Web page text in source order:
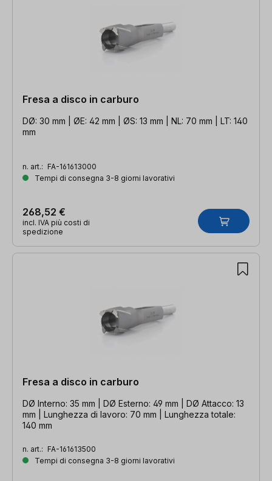
Fresa a disco in carburo
DØ: 30 mm | ØE: 42 mm | ØS: 13 mm | NL: 70 mm | LT: 140
mm
n. art.: FA-161613000
Tempi di consegna 3-8 giorni lavorativi
268,52 €
incl. IVA più costi di
spedizione
Fresa a disco in carburo
DØ Interno: 35 mm | DØ Esterno: 49 mm | DØ Attacco: 13
mm | Lunghezza di lavoro: 70 mm | Lunghezza totale:
140 mm
n. art.: FA-161613500
Tempi di consegna 3-8 giorni lavorativi